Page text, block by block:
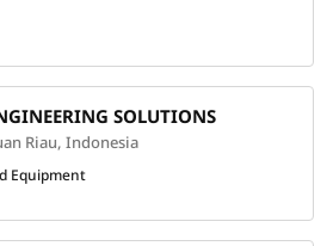
SOLUTIONS
Riau, Indonesia
Equipment